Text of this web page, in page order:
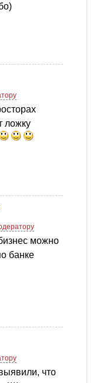
ложку
можно
банке
что